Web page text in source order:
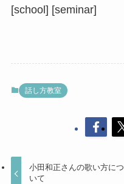
[school] [seminar]
話し方教室
小田和正さんの歌い方につ
いて